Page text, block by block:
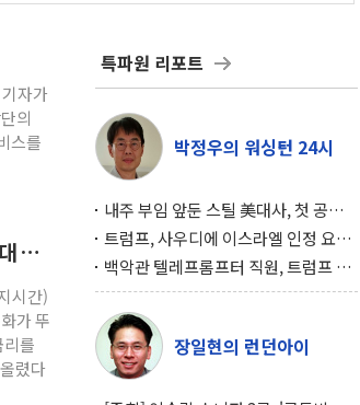
자가
의
스를
상
시간)
가 뚜
를
렸다
특파원 리포트
박정우의 워싱턴 24시
내주 부임 앞둔 스틸 美대사, 첫 공개
행사서 "한미동맹 강화 최우선 과제"
트럼프, 사우디에 이스라엘 인정 요
구…원자력 협정 서명 하루 만에 좌초
위기
백악관 텔레프롬프터 직원, 트럼프 연
설 미리 보고 베팅 시장서 10만달러 챙
겨
장일현의 런던아이